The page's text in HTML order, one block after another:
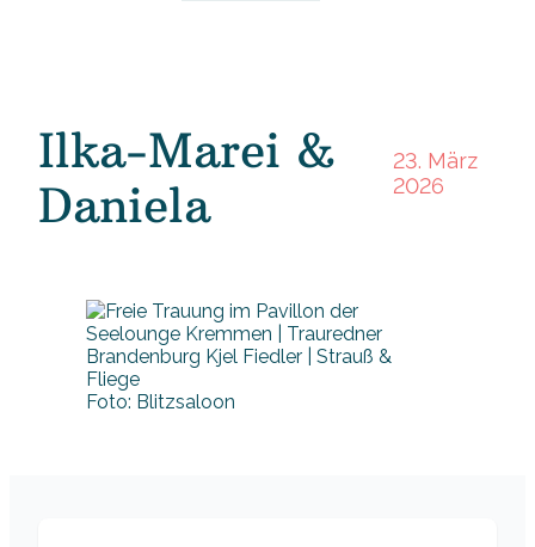
Ilka-Marei &
Daniela
23. März
2026
Foto: Blitzsaloon